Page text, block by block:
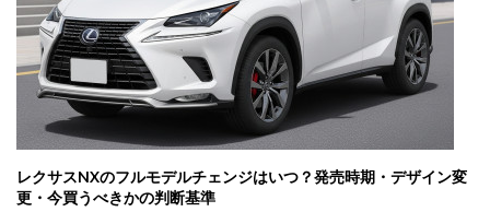
レクサスNXのフルモデルチェンジはいつ？発売時期・デザイン変
更・今買うべきかの判断基準